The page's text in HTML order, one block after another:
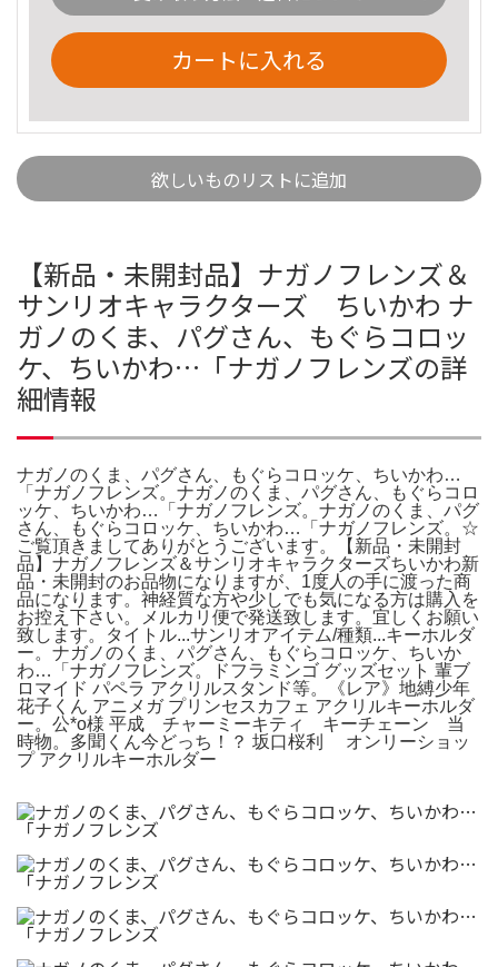
カートに入れる
欲しいものリストに追加
【新品・未開封品】ナガノフレンズ＆
サンリオキャラクターズ ちいかわ ナ
ガノのくま、パグさん、もぐらコロッ
ケ、ちいかわ…「ナガノフレンズの詳
細情報
ナガノのくま、パグさん、もぐらコロッケ、ちいかわ…
「ナガノフレンズ。ナガノのくま、パグさん、もぐらコロ
ッケ、ちいかわ…「ナガノフレンズ。ナガノのくま、パグ
さん、もぐらコロッケ、ちいかわ…「ナガノフレンズ。☆
ご覧頂きましてありがとうございます。【新品・未開封
品】ナガノフレンズ＆サンリオキャラクターズちいかわ新
品・未開封のお品物になりますが、1度人の手に渡った商
品になります。神経質な方や少しでも気になる方は購入を
お控え下さい。メルカリ便で発送致します。宜しくお願い
致します。タイトル...サンリオアイテム/種類...キーホルダ
ー。ナガノのくま、パグさん、もぐらコロッケ、ちいか
わ…「ナガノフレンズ。ドフラミンゴ グッズセット 輩ブ
ロマイド パペラ アクリルスタンド等。《レア》地縛少年
花子くん アニメガ プリンセスカフェ アクリルキーホルダ
ー。公*o様 平成 チャーミーキティ キーチェーン 当
時物。多聞くん今どっち！？ 坂口桜利 オンリーショッ
プ アクリルキーホルダー